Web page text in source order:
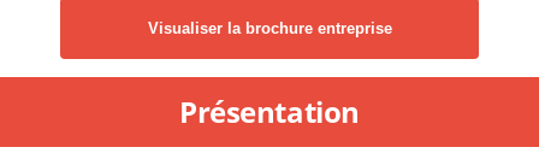
Visualiser la brochure entreprise
Présentation